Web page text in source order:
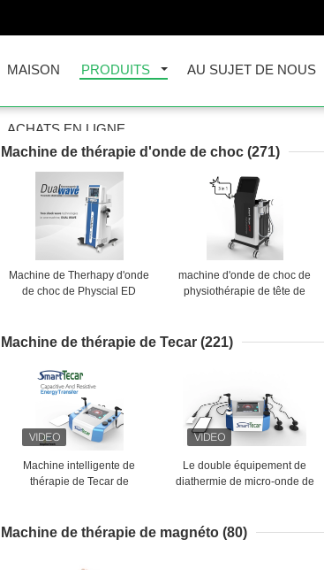
MAISON PRODUITS AU SUJET DE NOUS
ACHATS EN LIGNE
Machine de thérapie d'onde de choc (271)
Machine de Therhapy d'onde
de choc de Physcial ED
machine d'onde de choc de
physiothérapie de tête de
Machine de thérapie de Tecar (221)
Machine intelligente de
thérapie de Tecar de
Le double équipement de
diathermie de micro-onde de
de 80mm rf Tecar pour le
Machine de thérapie de magnéto (80)